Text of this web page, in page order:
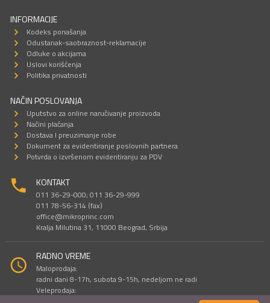
INFORMACIJE
Kodeks ponašanja
Odustanak-saobraznost-reklamacije
Odluke o akcijama
Uslovi korišćenja
Politika privatnosti
NAČIN POSLOVANJA
Uputstvo za online naručivanje proizvoda
Načini plaćanja
Dostava I preuzimanje robe
Dokument za evidentiranje poslovnih partnera
Potvrda o izvršenom evidentiranju za PDV
KONTAKT
011 36-29-000; 011 36-29-999
011 78-56-314 (fax)
office@mikroprinc.com
Kralja Milutina 31, 11000 Beograd, Srbija
RADNO VREME
Maloprodaja:
radni dani 8-17h, subota 9-15h, nedeljom ne radi
Veleprodaja: